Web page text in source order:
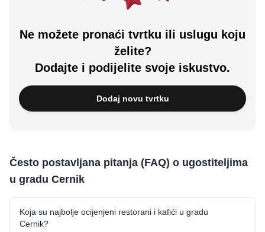
Ne možete pronaći tvrtku ili uslugu koju
želite?
Dodajte i podijelite svoje iskustvo.
Dodaj novu tvrtku
Često postavljana pitanja (FAQ) o ugostiteljima
u gradu Cernik
Koja su najbolje ocijenjeni restorani i kafići u gradu
Cernik?